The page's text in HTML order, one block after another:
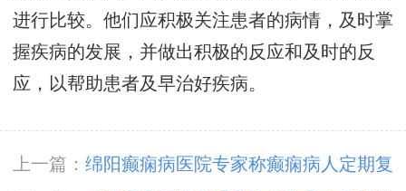
进行比较。他们应积极关注患者的病情，及时掌
握疾病的发展，并做出积极的反应和及时的反
应，以帮助患者及早治好疾病。
上一篇： 绵阳癫痫病医院专家称癫痫病人定期复